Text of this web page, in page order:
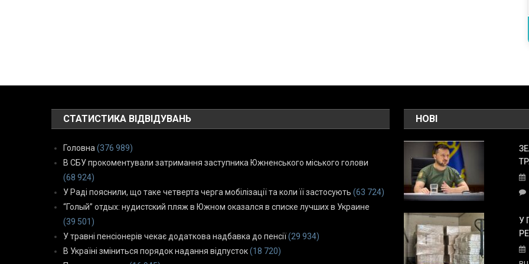
СТАТИСТИКА ВІДВІДУВАНЬ
Головна (376 989)
В СБУ прокоментували затримання заступника Южненського міського голови
(68 924)
У Раді пояснили, що таке четверта черга мобілізації та коли її застосують (63 724)
“Голый” отдых: нудистский пляж в Южном оказался в списке лучших в Украине
(39 501)
У травні пенсіонерів чекає додаткова надбавка до пенсії (29 934)
В Україні зміниться порядок надання відпусток (18 720)
НОВІ
У